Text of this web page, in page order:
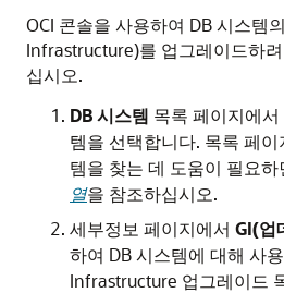
OCI 콘솔을 사용하여 DB 시스템
Infrastructure)를 업그레이드하
십시오.
DB 시스템 목록 페이지에
템을 선택합니다. 목록 페이
템을 찾는 데 도움이 필요하
열을 참조하십시오.
세부정보 페이지에서 GI(업
하여 DB 시스템에 대해 사
Infrastructure 업그레이드